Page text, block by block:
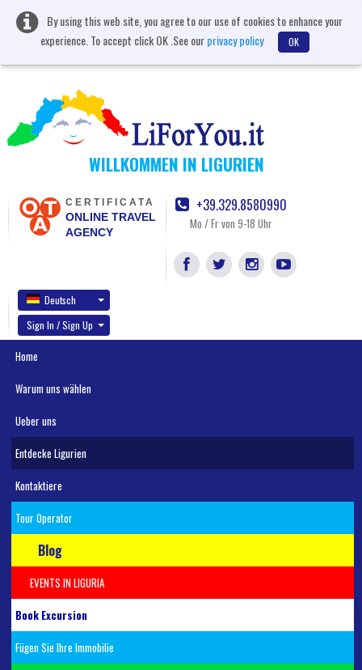
By using this web site, you agree to our use of cookies to enhance your
experience. To accept click OK .See ourprivacy policy OK
WILLKOMMEN IN LIGURIEN
CERTIFICATA
ONLINE TRAVEL
AGENCY
+39.329.8580990
Mo / Fr von 9-18 Uhr
Deutsch
Sign In / Sign Up
Home
Warum uns wählen
Ueber uns
Entdecke Ligurien
Kontaktiere
Tour Operator
Blog
EVENTS IN LIGURIA
Book Excursion
Fügen Sie Ihre Immobilie